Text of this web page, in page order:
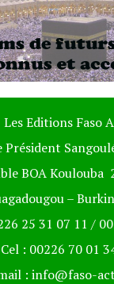
Les Editions Faso
Président
BOA Koulouba
–
25 31 07 11 /
Cel : 00226 70 01
: info@faso-